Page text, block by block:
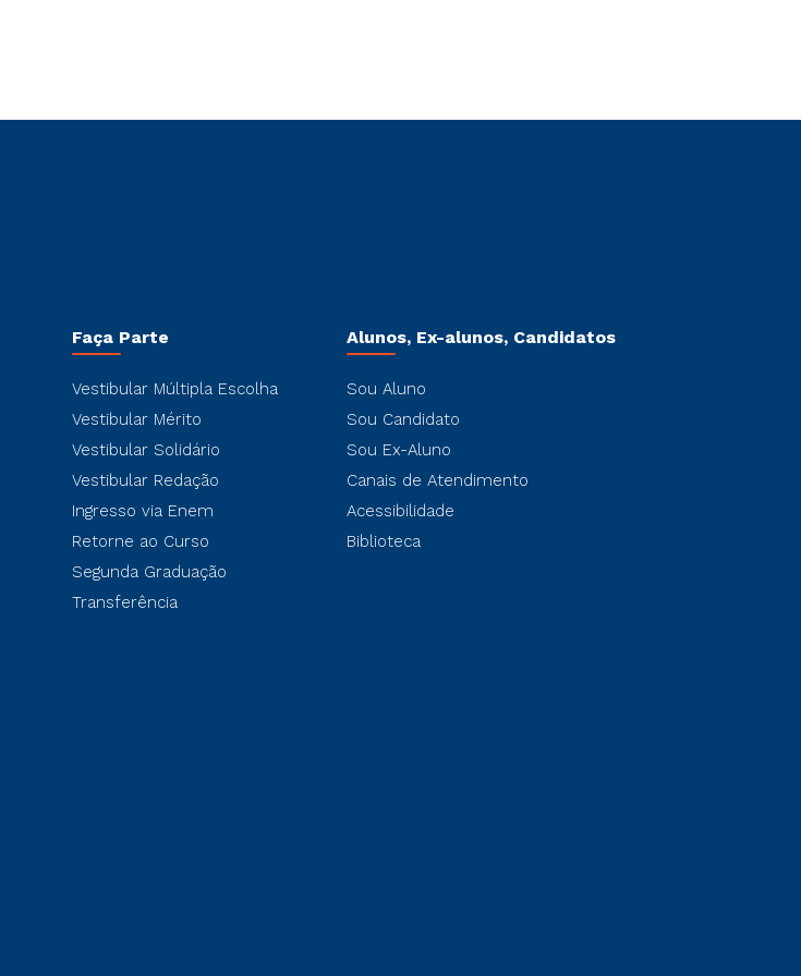
Faça Parte
Vestibular Múltipla Escolha
Vestibular Mérito
Vestibular Solidário
Vestibular Redação
Ingresso via Enem
Retorne ao Curso
Segunda Graduação
Transferência
Alunos, Ex-alunos, Candidatos
Sou Aluno
Sou Candidato
Sou Ex-Aluno
Canais de Atendimento
Acessibilidade
Biblioteca